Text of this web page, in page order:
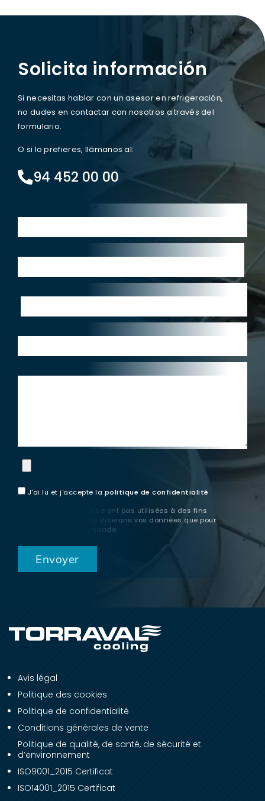
Solicita información
Si necesitas hablar con un asesor en refrigeración,
no dudes en contactar con nosotros a través del
formulario.
O si lo prefieres, llámanos al:
94 452 00 00
J'ai lu et j'accepte la politique de confidentialité
Ces informations ne seront pas utilisées à des fins
publicitaires. Nous n'utiliserons vos données que pour
répondre à votre demande.
Avis légal
Politique des cookies
Politique de confidentialité
Conditions générales de vente
Politique de qualité, de santé, de sécurité et
d’environnement
ISO9001_2015 Certificat
ISO14001_2015 Certificat